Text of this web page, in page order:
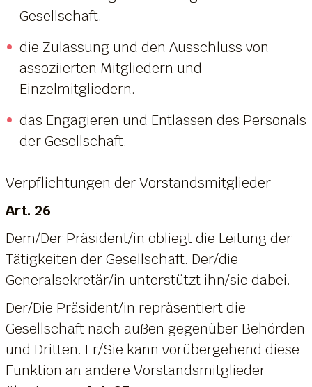
Gesellschaft.
die Zulassung und den Ausschluss von
assoziierten Mitgliedern und
Einzelmitgliedern.
das Engagieren und Entlassen des Personals
der Gesellschaft.
Verpflichtungen der Vorstandsmitglieder
Art. 26
Dem/Der Präsident/in obliegt die Leitung der
Tätigkeiten der Gesellschaft. Der/die
Generalsekretär/in unterstützt ihn/sie dabei.
Der/Die Präsident/in repräsentiert die
Gesellschaft nach außen gegenüber Behörden
und Dritten. Er/Sie kann vorübergehend diese
Funktion an andere Vorstandsmitglieder